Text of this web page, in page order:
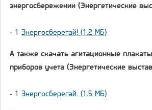
энергосбережении (Энергетические
- 1 Энергосберегай! (1.2 МБ)
А также скачать агитационные
приборов учета (Энергетические
- 1 Энергосберегай. (1.5 МБ)